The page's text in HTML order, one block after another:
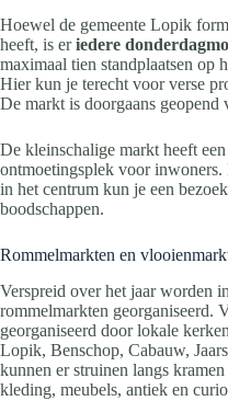
Hoewel de gemeente Lopik
heeft, is eriedere
maximaal tien standplaatsen op
Hier kun je terecht voor verse
De markt is doorgaans geopend
De kleinschalige markt heeft
ontmoetingsplek voor
in het centrum kun je een
boodschappen.
Rommelmarkten en
Verspreid over het jaar worden
rommelmarkten georganiseerd.
georganiseerd door lokale
Lopik, Benschop, Cabauw,
kunnen er struinen langs
kleding, meubels, antiek en